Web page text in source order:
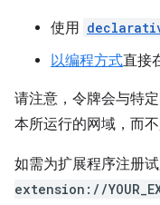
使用
以编程方式直接
请注意，令牌会与特
本所运行的网域，而
如需为扩展程序注册
extension://